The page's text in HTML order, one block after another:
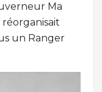
Ma
un Ranger